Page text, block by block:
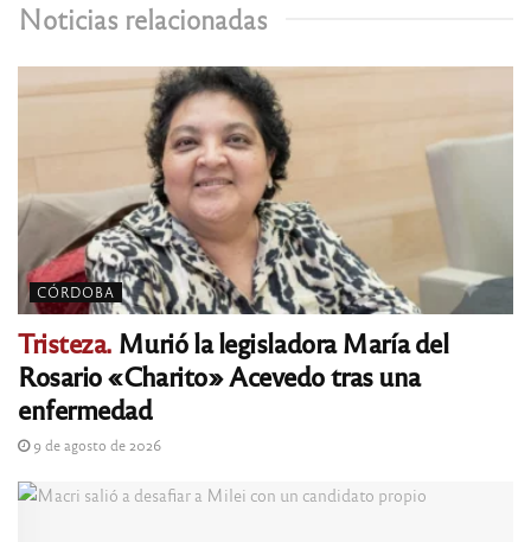
Noticias relacionadas
CÓRDOBA
Tristeza. Murió la legisladora María del
Rosario «Charito» Acevedo tras una
enfermedad
9 de agosto de 2026